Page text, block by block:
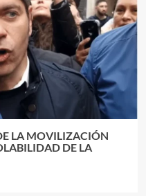
LA MOVILIZACIÓN
DE LA